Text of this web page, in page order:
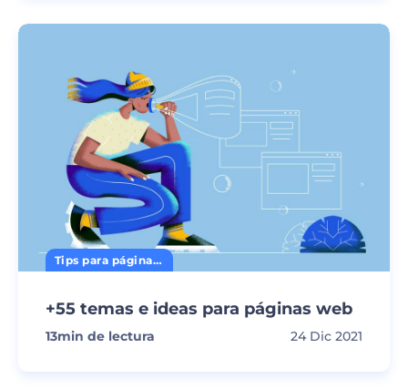
Tips para página web
+55 temas e ideas para páginas web
13min de lectura 24 Dic 2021